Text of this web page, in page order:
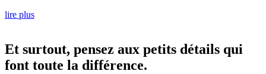
lire plus
Et surtout, pensez aux petits détails qui
font toute la différence.